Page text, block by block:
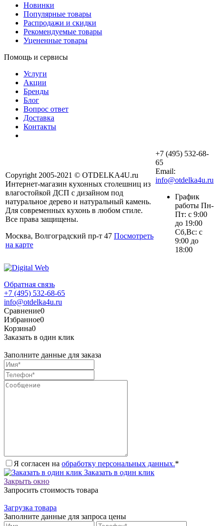
Новинки
Популярные товары
Распродажи и скидки
Рекомендуемые товары
Уцененные товары
Помощь и сервисы
Услуги
Акции
Бренды
Блог
Вопрос ответ
Доставка
Контакты
Copyright 2005-2021 © OTDELKA4U.ru
Интернет-магазин кухонных столешниц из
влагостойкой ДСП с дизайном под
натуральное дерево и натуральный камень.
Для современных кухонь в любом стиле.
Все права защищены.
Москва, Волгоградский пр-т 47 Посмотреть
на карте
+7 (495) 532-68-
65
Email:
info@otdelka4u.ru
График
работы Пн-
Пт: с 9:00
до 19:00
Сб,Вс: с
9:00 до
18:00
Обратная связь
+7 (495) 532-68-65
info@otdelka4u.ru
Сравнение0
Избранное0
Корзина0
Заказать в один клик
Заполните данные для заказа
Я согласен на обработку персональных данных.*
Заказать в один клик
Закрыть окно
Запросить стоимость товара
Загрузка товара
Заполните данные для запроса цены